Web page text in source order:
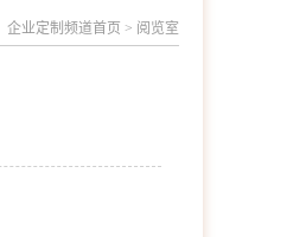
企业定制频道首页 > 阅览室